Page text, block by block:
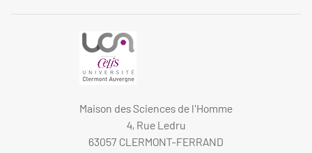
Maison des Sciences de l'Homme
4, Rue Ledru
63057 CLERMONT-FERRAND